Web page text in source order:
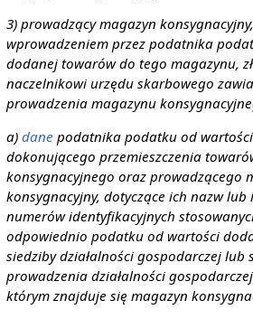
3) prowadzący magazyn
wprowadzeniem przez podatnika
dodanej towarów do tego magazynu,
naczelnikowi urzędu skarbowego
prowadzenia magazynu
a) dane podatnika podatku od
dokonującego przemieszczenia
konsygnacyjnego oraz prowadzącego
konsygnacyjny, dotyczące ich nazw lub
numerów identyfikacyjnych
odpowiednio podatku od wartości
siedziby działalności gospodarczej lub
prowadzenia działalności
którym znajduje się magazyn